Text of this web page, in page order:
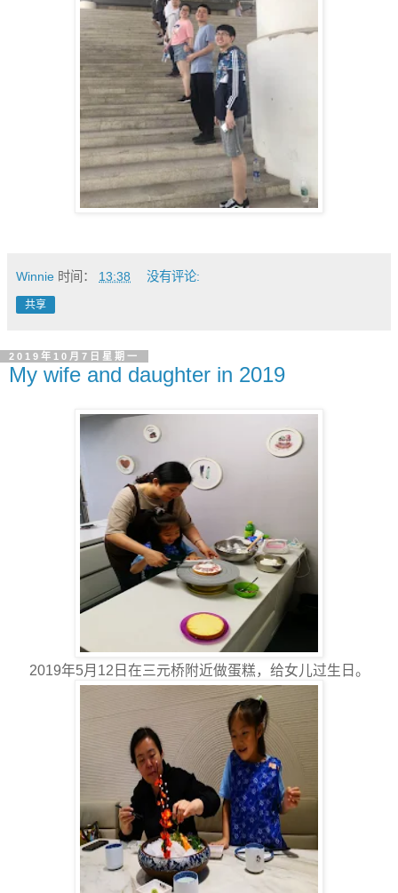
Winnie 时间： 13:38 没有评论:
共享
2019年10月7日星期一
My wife and daughter in 2019
2019年5月12日在三元桥附近做蛋糕，给女儿过生日。